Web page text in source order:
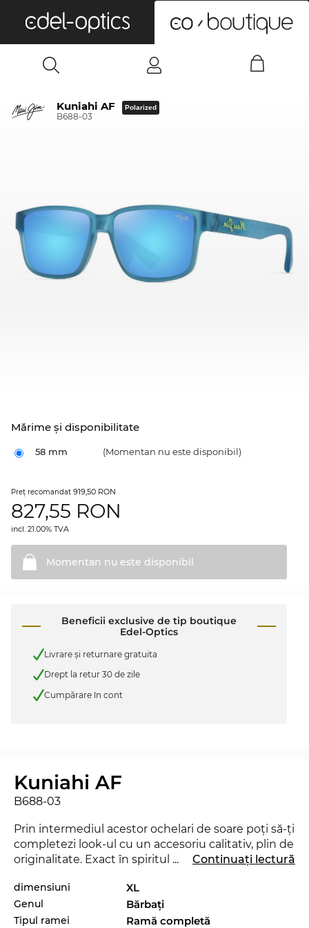
Kuniahi AF
B688-03
Polarized
Mărime şi disponibilitate
58 mm (Momentan nu este disponibil)
Preţ recomandat 919,50 RON
827,55 RON
incl. 21.00% TVA
Momentan nu este disponibil
Beneficii exclusive de tip boutique
Edel-Optics
Livrare şi returnare gratuita
Drept la retur 30 de zile
Cumpărare în cont
Kuniahi AF
B688-03
Prin intermediul acestor ochelari de soare poţi să-ţi
completezi look-ul cu un accesoriu calitativ, plin de
originalitate. Exact în spiritul motto-ului Edel-
aproape de staruri decât ai crede şi vei reuşi să
trezeşti uimirea în orice situaţie. Cu acest nou
model de la
Maui Jimpoţi demonstra că eşti un
... Continuați lectură
dimensiuni XL
Genul Bărbaţi
Tipul ramei Ramă completă